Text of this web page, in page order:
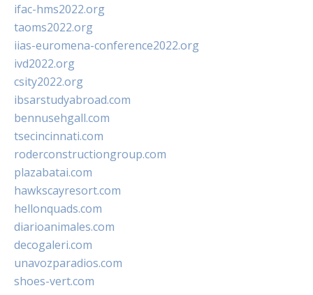
ifac-hms2022.org
taoms2022.org
iias-euromena-conference2022.org
ivd2022.org
csity2022.org
ibsarstudyabroad.com
bennusehgall.com
tsecincinnati.com
roderconstructiongroup.com
plazabatai.com
hawkscayresort.com
hellonquads.com
diarioanimales.com
decogaleri.com
unavozparadios.com
shoes-vert.com